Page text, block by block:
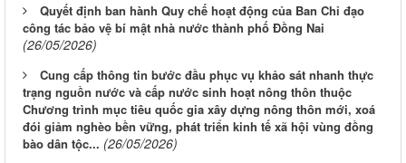
Quyết định ban hành Quy chế hoạt động của Ban Chỉ đạo
công tác bảo vệ bí mật nhà nước thành phố Đồng Nai
(26/05/2026)
Cung cấp thông tin bước đầu phục vụ khảo sát nhanh thực
trạng nguồn nước và cấp nước sinh hoạt nông thôn thuộc
Chương trình mục tiêu quốc gia xây dựng nông thôn mới, xoá
đói giảm nghèo bền vững, phát triển kinh tế xã hội vùng đồng
bào dân tộc... (26/05/2026)